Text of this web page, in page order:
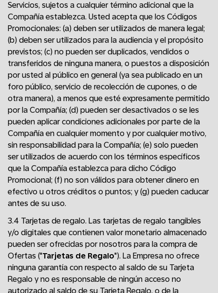
Servicios, sujetos a cualquier término adicional que la
Compañía establezca. Usted acepta que los Códigos
Promocionales: (a) deben ser utilizados de manera legal;
(b) deben ser utilizados para la audiencia y el propósito
previstos; (c) no pueden ser duplicados, vendidos o
transferidos de ninguna manera, o puestos a disposición
por usted al público en general (ya sea publicado en un
foro público, servicio de recolección de cupones, o de
otra manera), a menos que esté expresamente permitido
por la Compañía; (d) pueden ser desactivados o se les
pueden aplicar condiciones adicionales por parte de la
Compañía en cualquier momento y por cualquier motivo,
sin responsabilidad para la Compañía; (e) solo pueden
ser utilizados de acuerdo con los términos específicos
que la Compañía establezca para dicho Código
Promocional; (f) no son válidos para obtener dinero en
efectivo u otros créditos o puntos; y (g) pueden caducar
antes de su uso.
3.4 Tarjetas de regalo. Las tarjetas de regalo tangibles
y/o digitales que contienen valor monetario almacenado
pueden ser ofrecidas por nosotros para la compra de
Ofertas ("Tarjetas de Regalo"). La Empresa no ofrece
ninguna garantía con respecto al saldo de su Tarjeta
Regalo y no es responsable de ningún acceso no
autorizado al saldo de su Tarjeta Regalo, o de la